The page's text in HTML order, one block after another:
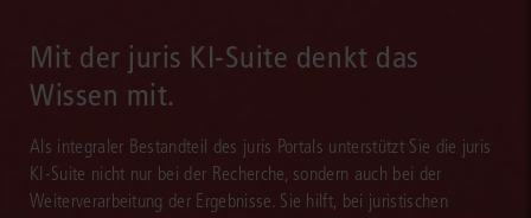
Mit der juris KI-Suite denkt das
Wissen mit.
Als integraler Bestandteil des juris Portals unterstützt Sie die juris
KI-Suite nicht nur bei der Recherche, sondern auch bei der
Weiterverarbeitung der Ergebnisse. Sie hilft, bei juristischen